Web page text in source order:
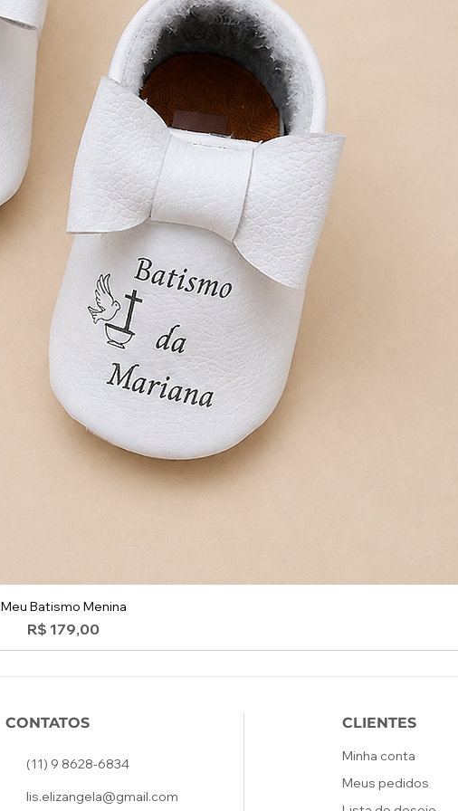
receber a encomenda, se o rastreio acusar que
é necessária a retirada;
3) qualquer outra situação que a encomenda
voltar para a gente, pela não retirada da mesma
pelo destinatário.
Em todos esses casos, o comprador arcará
com o segundo frete de envio.
Meu Batismo Menina
Preço
R$ 179,00
CONTATOS
lis.elizangela@gmail.com
(11) 9 8628-6834
CLIENTES
Minha conta
Meus pedidos